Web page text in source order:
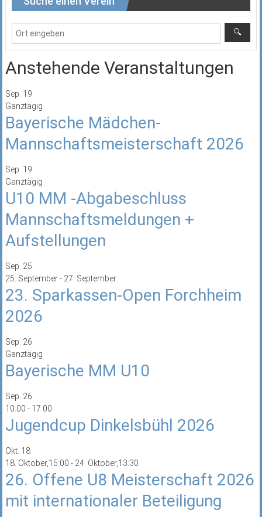
Anstehende Veranstaltungen
Sep. 19
Ganztägig
Bayerische Mädchen-
Mannschaftsmeisterschaft 2026
Sep. 19
Ganztägig
U10 MM -Abgabeschluss
Mannschaftsmeldungen +
Aufstellungen
Sep. 25
25. September- 27. September
23. Sparkassen-Open Forchheim
2026
Sep. 26
Ganztägig
Bayerische MM U10
Sep. 26
10:00 - 17:00
Jugendcup Dinkelsbühl 2026
Okt. 18
18. Oktober,15:00 - 24. Oktober,13:30
26. Offene U8 Meisterschaft 2026
mit internationaler Beteiligung